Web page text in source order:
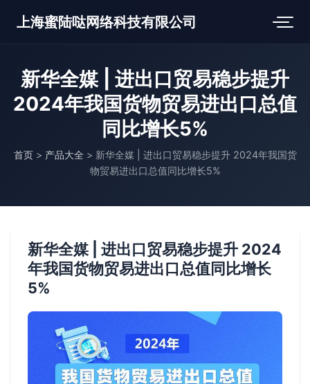
上海蜜陆哒网络科技有限公司
新华全媒 | 进出口贸易稳步提升
2024年我国货物贸易进出口总值
同比增长5%
首页 > 产品大全 > 新华全媒 | 进出口贸易稳步提升 2024年我国货
物贸易进出口总值同比增长5%
新华全媒 | 进出口贸易稳步提升 2024
年我国货物贸易进出口总值同比增长
5%